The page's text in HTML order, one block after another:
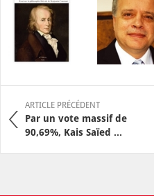
ARTICLE PRÉCÉDENT
Par un vote massif de
90,69%, Kais Saïed ...